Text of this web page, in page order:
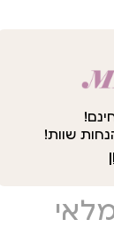
שוות!